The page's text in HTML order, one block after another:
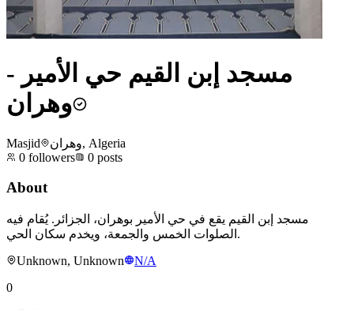
مسجد إبن القيم حي الأمير -
وهران
Masjid
وهران, Algeria
0 followers 0 posts
About
مسجد إبن القيم يقع في حي الأمير بوهران، الجزائر. يُقام فيه
الصلوات الخمس والجمعة، ويخدم سكان الحي.
Unknown, Unknown
N/A
0